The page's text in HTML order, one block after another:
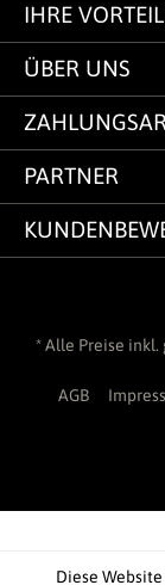
IHRE
ÜBER UNS
PARTNER
* Alle Preise
AGB
Diese